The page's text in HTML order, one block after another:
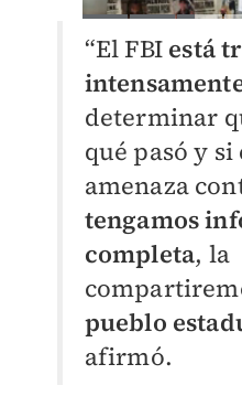
“El FBI está
determinar
qué pasó y
amenaza
tengamos
completa, la
pueblo
afirmó.